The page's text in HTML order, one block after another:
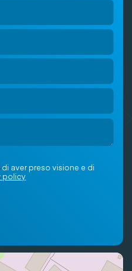
aver preso visione e di
policy